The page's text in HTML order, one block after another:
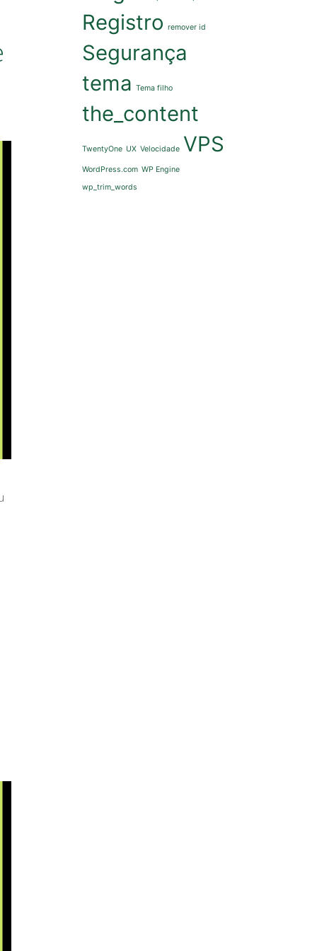
Registro remover id
Segurança
tema Tema filho
the_content
TwentyOne UX Velocidade VPS
WordPress.com WP Engine
wp_trim_words